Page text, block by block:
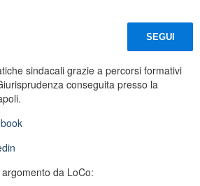
SEGUI
sindacali grazie a percorsi formativi
conseguita presso la
da LoCo: